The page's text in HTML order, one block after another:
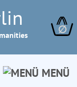
∅
MENÜ